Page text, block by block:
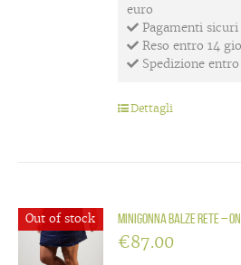
euro
Pagamenti sicuri
Reso entro 14
Spedizione
Dettagli
Out of stock Minigonna balze rete –
€87.00